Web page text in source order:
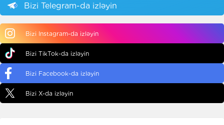
Bizi Telegram-da izləyin
Bizi Instagram-da izləyin
Bizi TikTok-da izləyin
Bizi Facebook-da izləyin
Bizi X-da izləyin